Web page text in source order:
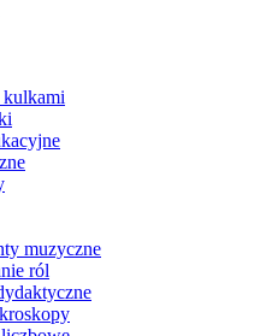
kulkami
muzyczne
ról